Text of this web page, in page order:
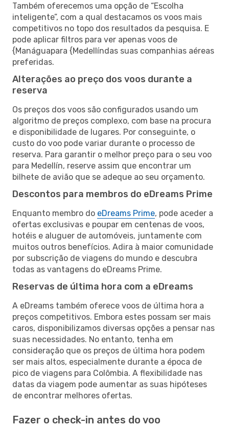
Também oferecemos uma opção de “Escolha
inteligente”, com a qual destacamos os voos mais
competitivos no topo dos resultados da pesquisa. E
pode aplicar filtros para ver apenas voos de
{Manáguapara {Medellíndas suas companhias aéreas
preferidas.
Alterações ao preço dos voos durante a
reserva
Os preços dos voos são configurados usando um
algoritmo de preços complexo, com base na procura
e disponibilidade de lugares. Por conseguinte, o
custo do voo pode variar durante o processo de
reserva. Para garantir o melhor preço para o seu voo
para Medellín, reserve assim que encontrar um
bilhete de avião que se adeque ao seu orçamento.
Descontos para membros do eDreams Prime
Enquanto membro do eDreams Prime, pode aceder a
ofertas exclusivas e poupar em centenas de voos,
hotéis e aluguer de automóveis, juntamente com
muitos outros benefícios. Adira à maior comunidade
por subscrição de viagens do mundo e descubra
todas as vantagens do eDreams Prime.
Reservas de última hora com a eDreams
A eDreams também oferece voos de última hora a
preços competitivos. Embora estes possam ser mais
caros, disponibilizamos diversas opções a pensar nas
suas necessidades. No entanto, tenha em
consideração que os preços de última hora podem
ser mais altos, especialmente durante a época de
pico de viagens para Colômbia. A flexibilidade nas
datas da viagem pode aumentar as suas hipóteses
de encontrar melhores ofertas.
Fazer o check-in antes do voo